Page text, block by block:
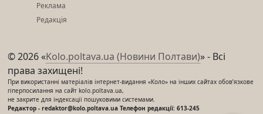
Реклама
Редакція
© 2026 «Kolo.poltava.ua (Новини Полтави)» - Всі
права захищені!
При використанні матеріалів інтернет-видання «Коло» на інших сайтах обов’язкове
гіперпосилання на сайт kolo.poltava.ua,
не закрите для індексації пошуковими системами.
Редактор - redaktor@kolo.poltava.ua Телефон редакції: 613-245